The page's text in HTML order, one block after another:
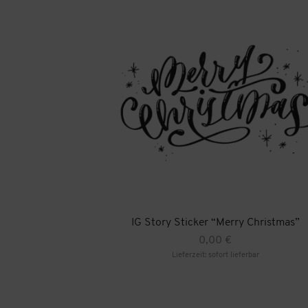
IG Story Sticker “Merry Christmas”
0,00 €
Lieferzeit: sofort lieferbar